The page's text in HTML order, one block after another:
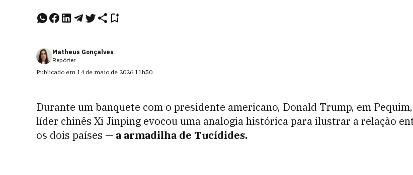
Matheus Gonçalves
Repórter
Publicado em 14 de maio de 2026 11h50.
Durante um banquete com o presidente americano, Donald Trump, em
líder chinês Xi Jinping evocou uma analogia histórica para ilustrar a relação
os dois países — a armadilha de Tucídides.